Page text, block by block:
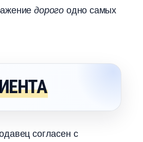
дорого одно самых
согласен с